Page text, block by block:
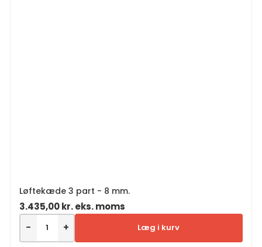
Løftekæde 3 part - 8 mm.
3.435,00kr.eks. moms
− + Læg i kurv